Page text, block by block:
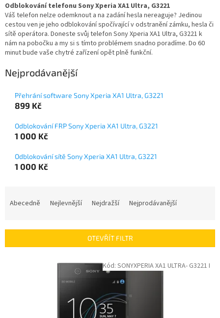
Odblokování telefonu Sony Xperia XA1 Ultra, G3221
Váš telefon nelze odemknout a na zadání hesla nereaguje? Jedinou
cestou ven je jeho odblokování spočívající v odstranění zámku, hesla či
sítě operátora. Doneste svůj telefon Sony Xperia XA1 Ultra, G3221 k
nám na pobočku a my si s tímto problémem snadno poradíme. Do 60
minut bude vaše chytré zařízení opět plně funkční.
Nejprodávanější
Přehrání software Sony Xperia XA1 Ultra, G3221
899 Kč
Odblokování FRP Sony Xperia XA1 Ultra, G3221
1 000 Kč
Odblokování sítě Sony Xperia XA1 Ultra, G3221
1 000 Kč
í
Abecedně Nejlevnější Nejdražší Nejprodávanější
OTEVŘÍT FILTR
Kód: SONYXPERIA XA1 ULTRA- G3221 I